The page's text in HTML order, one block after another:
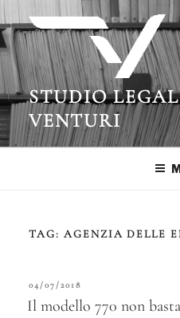
Salta
al
contenuto
STUDIO
VENTURI
TAG: AGENZIA DELLE
PUBBLICATO
IL
04/07/2018
Il modello 770 non